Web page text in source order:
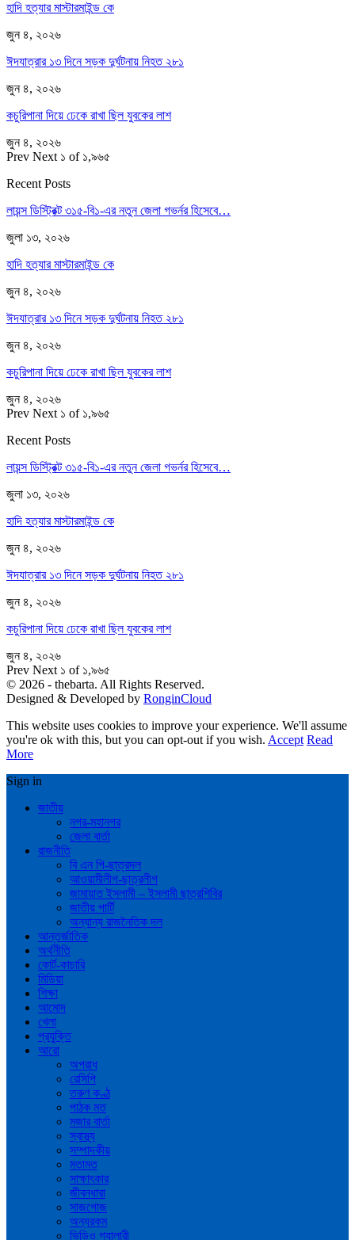
হাদি হত্যার মাস্টারমাইন্ড কে
জুন ৪, ২০২৬
ঈদযাত্রার ১৩ দিনে সড়ক দুর্ঘটনায় নিহত ২৮১
জুন ৪, ২০২৬
কচুরিপানা দিয়ে ঢেকে রাখা ছিল যুবকের লাশ
জুন ৪, ২০২৬
Prev Next ১ of ১,৯৬৫
Recent Posts
লায়ন্স ডিস্ট্রিক্ট ৩১৫-বি১-এর নতুন জেলা গভর্নর হিসেবে…
জুলা ১৩, ২০২৬
হাদি হত্যার মাস্টারমাইন্ড কে
জুন ৪, ২০২৬
ঈদযাত্রার ১৩ দিনে সড়ক দুর্ঘটনায় নিহত ২৮১
জুন ৪, ২০২৬
কচুরিপানা দিয়ে ঢেকে রাখা ছিল যুবকের লাশ
জুন ৪, ২০২৬
Prev Next ১ of ১,৯৬৫
Recent Posts
লায়ন্স ডিস্ট্রিক্ট ৩১৫-বি১-এর নতুন জেলা গভর্নর হিসেবে…
জুলা ১৩, ২০২৬
হাদি হত্যার মাস্টারমাইন্ড কে
জুন ৪, ২০২৬
ঈদযাত্রার ১৩ দিনে সড়ক দুর্ঘটনায় নিহত ২৮১
জুন ৪, ২০২৬
কচুরিপানা দিয়ে ঢেকে রাখা ছিল যুবকের লাশ
জুন ৪, ২০২৬
Prev Next ১ of ১,৯৬৫
© 2026 - thebarta. All Rights Reserved.
Designed & Developed by RonginCloud
This website uses cookies to improve your experience. We'll assume
you're ok with this, but you can opt-out if you wish. Accept Read
More
Sign in
জাতীয়
নগর-মহানগর
জেলা বার্তা
রাজনীতি
বি এন পি-ছাত্রদল
আওয়ামীলীগ-ছাত্রলীগ
জামায়াত ইসলামী – ইসলামী ছাত্রশিবির
জাতীয় পার্টি
অন্যান্য রাজনৈতিক দল
আন্তর্জাতিক
অর্থনীতি
কোর্ট-কাচারি
মিডিয়া
শিক্ষা
আমোদ
খেলা
প্রযুক্তি
আরো
অপরাধ
রেসিপি
তরুণ কণ্ঠ
পাঠক মত
মজার বার্তা
স্বাস্থ্য
সম্পাদকীয়
মতামত
সাক্ষাৎকার
জীবনধারা
সাজগোজ
অন্যরকম
ভিডিও গ্যালারী